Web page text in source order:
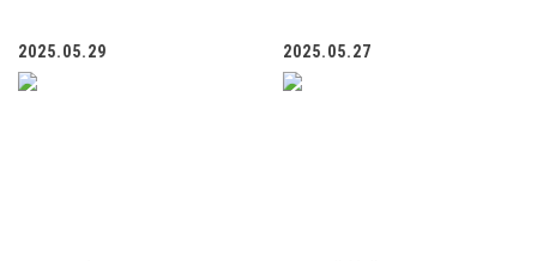
2025.05.29 2025.05.27